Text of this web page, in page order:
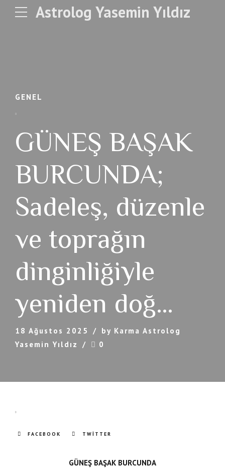
Astrolog Yasemin Yıldız
GENEL
GÜNEŞ BAŞAK
BURCUNDA;
Sadeleş, düzenle
ve toprağın
dinginliğiyle
yeniden doğ…
18 Ağustos 2025
by Karma Astrolog
Yasemin Yıldız
0
FACEBOOK TWITTER
GÜNEŞ BAŞAK BURCUNDA